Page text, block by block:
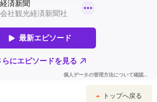
トップへ戻る